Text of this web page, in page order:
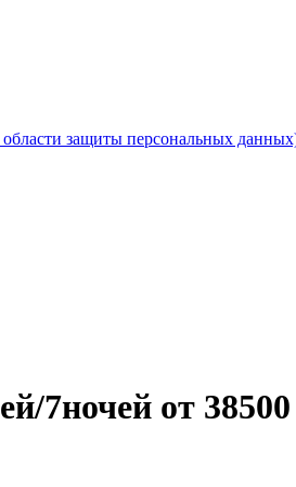
защиты персональных
7ночей от